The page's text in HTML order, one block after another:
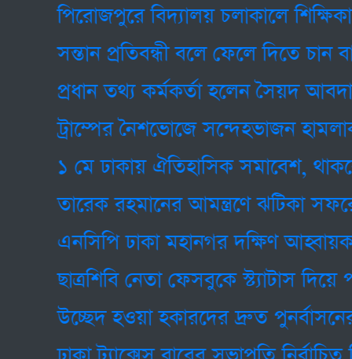
পিরোজপুরে বিদ্যালয় চলাকালে
সন্তান প্রতিবন্ধী বলে ফেলে দিতে চান
প্রধান তথ্য কর্মকর্তা হলেন সৈয়দ আবদাল
ট্রাম্পের নৈশভোজে সন্দেহভাজন
১ মে ঢাকায় ঐতিহাসিক সমাবেশ, থাকবেন
তারেক রহমানের আমন্ত্রণে ঝটিকা সফরে
এনসিপি ঢাকা মহানগর দক্ষিণ আহ্বায়ক
ছাত্রশিবি নেতা ফেসবুকে স্ট্যাটাস দিয়ে
উচ্ছেদ হওয়া হকারদের দ্রুত পুনর্বাসনের